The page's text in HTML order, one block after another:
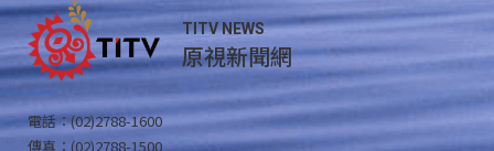
TITV NEWS
原視新聞網
電話：(02)2788-1600
傳真：(02)2788-1500